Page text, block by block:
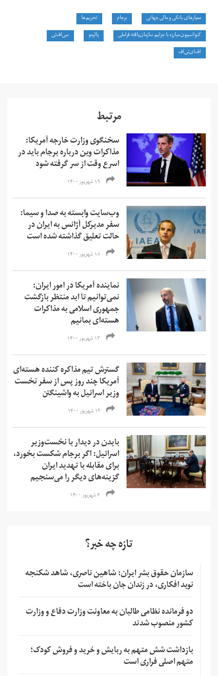
معیارهای بانکی و مالی جهانی برجام
تحریم‌ها
کنوانسیون مبارزه با جرایم سازمان‌یافته فراملی
پالرمو
سی‌اف‌تی
اف‌ای‌تی‌اف
مرتبط
سخنگوی وزارت خارجه آمریکا:
مذاکرات وین درباره برجام باید در
اسرع وقت از سر گرفته شود
۱۹ شهریور ۱۴۰۰
وب‌سایت وابسته به صدا و سیما:
سفر مدیرکل آژانس به ایران در
حالت تعلیق گذاشته شده است
۱۸ شهریور ۱۴۰۰
نماینده آمریکا در امور ایران:
نمی‌‌توانیم تا ابد منتظر بازگشت
جمهوری اسلامی به مذاکرات
هسته‌ای بمانیم
۱۳ شهریور ۱۴۰۰
گسترش تیم مذاکره کننده هسته‌ای
آمریکا چند روز پس از سفر نخست
وزیر اسرائیل به واشینگتن
۱۲ شهریور ۱۴۰۰
بایدن در دیدار با نخست‌وزیر
اسرائیل: اگر برجام شکست بخورد،
برای مقابله با تهدید ایران
گزینه‌های دیگر را می‌سنجیم
۶ شهریور ۱۴۰۰
تازه چه خبر؟
سازمان حقوق بشر ایران: شاهین ناصری، شاهد شکنجه
نوید افکاری، در زندان جان باخته است
دو فرمانده نظامی طالبان به معاونت وزارت دفاع و وزارت
کشور منصوب شدند
بازداشت شش متهم به ربایش و خرید و فروش کودک؛
متهم اصلی فراری است